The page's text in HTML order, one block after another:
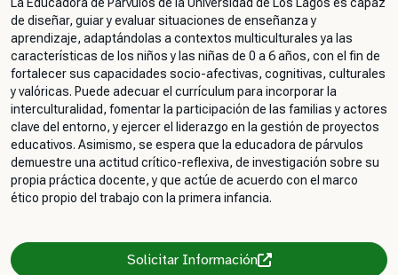
de diseñar, guiar y evaluar situaciones de enseñanza y
aprendizaje, adaptándolas a contextos multiculturales ya las
características de los niños y las niñas de 0 a 6 años, con el fin de
fortalecer sus capacidades socio-afectivas, cognitivas, culturales
y valóricas. Puede adecuar el currículum para incorporar la
interculturalidad, fomentar la participación de las familias y actores
clave del entorno, y ejercer el liderazgo en la gestión de proyectos
educativos. Asimismo, se espera que la educadora de párvulos
demuestre una actitud crítico-reflexiva, de investigación sobre su
propia práctica docente, y que actúe de acuerdo con el marco
ético propio del trabajo con la primera infancia.
Solicitar Información